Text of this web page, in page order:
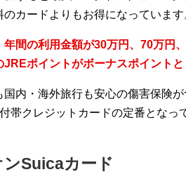
のカードよりもお得になっています
年間の利用金額が30万円、70万円
JREポイントがボーナスポイントと
国内・海外旅行も安心の傷害保険
帯クレジットカードの定番となっ
ンSuicaカード